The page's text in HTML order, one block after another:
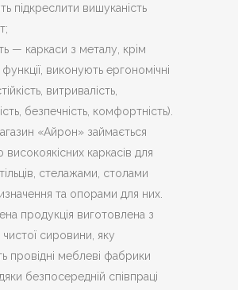
підкреслити вишуканість
— каркаси з металу, крім
виконують ергономічні
витривалість,
безпечність, комфортність).
«Айрон» займається
високоякісних каркасів для
стелажами, столами
та опорами для них.
продукція виготовлена з
чистої сировини, яку
провідні меблеві фабрики
безпосередній співпраці